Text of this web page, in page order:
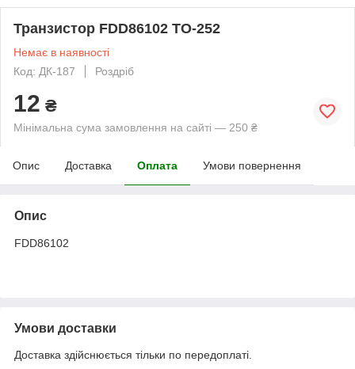
Транзистор FDD86102 TO-252
Немає в наявності
Код: ДК-187
Роздріб
12 ₴
Мінімальна сума замовлення на сайті — 250 ₴
Опис Доставка Оплата Умови повернення
Опис
FDD86102
Умови доставки
Доставка здійснюється тільки по передоплаті.